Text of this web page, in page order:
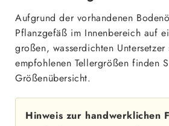
Aufgrund der vorhandenen
Pflanzgefäß im Innenbereich auf
großen, wasserdichten Untersetzer
empfohlenen Tellergrößen finden
Größenübersicht.
Hinweis zur handwerklichen